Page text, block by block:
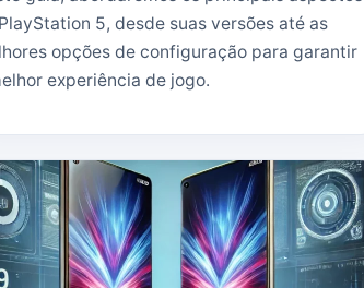
5, desde suas versões até as
opções de configuração para garantir
experiência de jogo.